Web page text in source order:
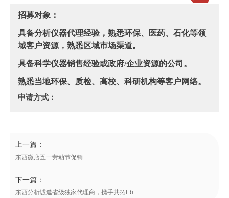
招募对象 ：
具备分析仪器代理经验，熟悉环保、医药、石化等领
域客户资源，熟悉区域市场渠道。
具备科学仪器销售经验或政府/企业资源的公司。
熟悉当地环保、质检、高校、科研机构等客户网络。
申请方式：
上一篇：
东西微店五一劳动节促销
下一篇：
东西分析诚邀省级独家代理商，携手共拓Eb